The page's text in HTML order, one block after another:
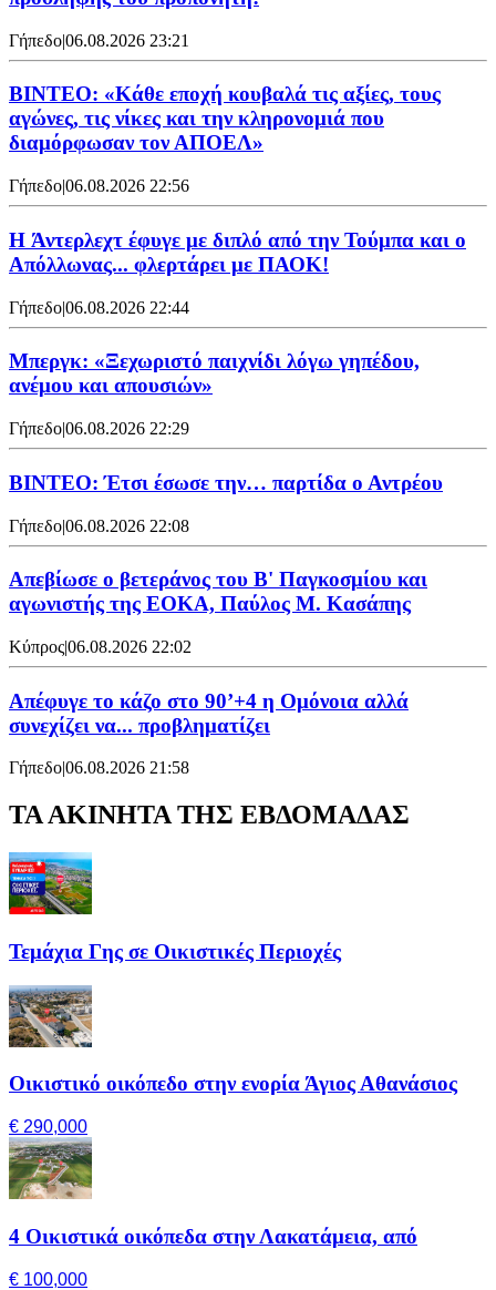
Γήπεδο|06.08.2026 23:21
ΒΙΝΤΕΟ: «Κάθε εποχή κουβαλά τις αξίες, τους
αγώνες, τις νίκες και την κληρονομιά που
διαμόρφωσαν τον ΑΠΟΕΛ»
Γήπεδο|06.08.2026 22:56
H Άντερλεχτ έφυγε με διπλό από την Τούμπα και ο
Απόλλωνας... φλερτάρει με ΠΑΟΚ!
Γήπεδο|06.08.2026 22:44
Μπεργκ: «Ξεχωριστό παιχνίδι λόγω γηπέδου,
ανέμου και απουσιών»
Γήπεδο|06.08.2026 22:29
ΒΙΝΤΕΟ: Έτσι έσωσε την… παρτίδα ο Αντρέου
Γήπεδο|06.08.2026 22:08
Απεβίωσε ο βετεράνος του Β' Παγκοσμίου και
αγωνιστής της ΕΟΚΑ, Παύλος Μ. Κασάπης
Κύπρος|06.08.2026 22:02
Απέφυγε το κάζο στο 90’+4 η Ομόνοια αλλά
συνεχίζει να... προβληματίζει
Γήπεδο|06.08.2026 21:58
ΤΑ ΑΚΙΝΗΤΑ ΤΗΣ ΕΒΔΟΜΑΔΑΣ
Τεμάχια Γης σε Οικιστικές Περιοχές
Οικιστικό οικόπεδο στην ενορία Άγιος Αθανάσιος
€ 290,000
4 Οικιστικά οικόπεδα στην Λακατάμεια, από
€ 100,000